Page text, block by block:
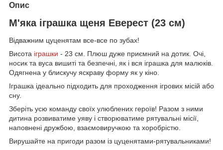
Опис
М'яка іграшка щеня Еверест (23 см)
Відважним цуценятам все-все по зубах!
Висота іграшки - 23 см. Плюш дуже приємний на дотик. Очі,
носик та вуса вишиті та безпечні, як і вся іграшка для малюків.
Одягнена у блискучу яскраву форму як у кіно.
Іграшка ідеально підходить для проходження ігрових місій або
сну.
Зберіть усю команду своїх улюблених героїв! Разом з ними
дитина розвиватиме уяву і створюватиме рятувальні місії,
наповнені дружбою, взаємовиручкою та хоробрістю.
Вирушайте на пригоди разом із цуценятами-рятувальниками!